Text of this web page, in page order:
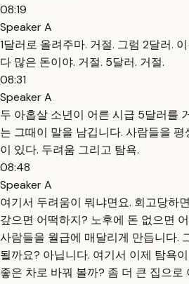
08:19
Speaker A
1달러로 올려주마. 거절. 그럼 2달러.
다 많은 돈이야. 거절. 5달러. 거절.
08:31
Speaker A
두 아홉살 소년이 어른 시급 5달러를
는 그때이 말을 남깁니다. 사람들을
이 있다. 두려움 그리고 탐욕.
08:48
Speaker A
여기서 두려움이 뭐냐면요. 회고당하
갚으면 어떡하지? 노후에 돈 없으면
사람들을 월급에 매달리게 만듭니다.
될까요? 아닙니다. 여기서 이제 탐욕
좋은 차로 바꿔 볼까? 좀 더 큰 집으